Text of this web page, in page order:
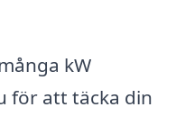
kW
för att täcka din